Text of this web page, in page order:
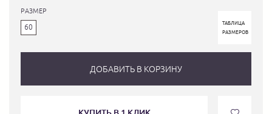
РАЗМЕР
60
ТАБЛИЦА
РАЗМЕРОВ
ДОБАВИТЬ В КОРЗИНУ